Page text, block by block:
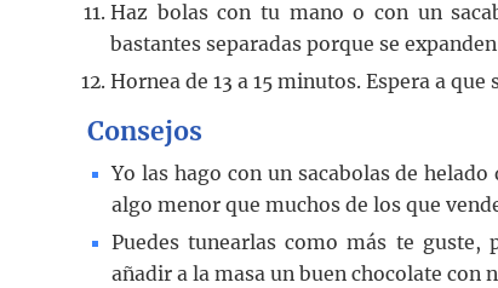
Haz bolas con tu mano o con un
bastantes separadas porque se
Hornea de 13 a 15 minutos. Espera a
Consejos
Yo las hago con un sacabolas de
algo menor que muchos de los que
Puedes tunearlas como más te guste,
añadir a la masa un buen chocolate con